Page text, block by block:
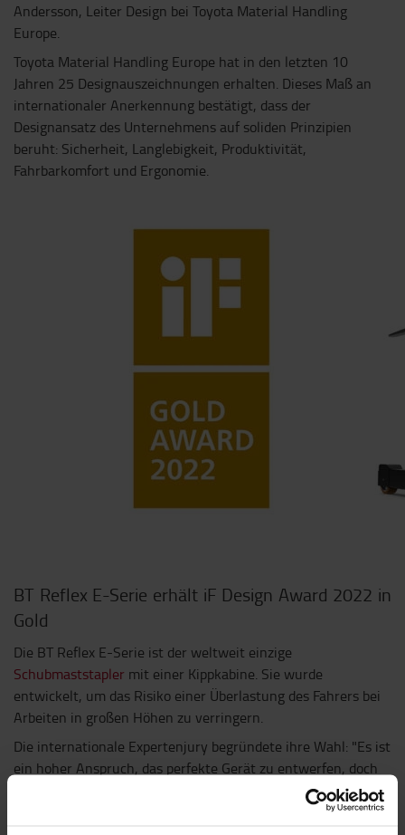
Andersson, Leiter Design bei Toyota Material Handling
Europe.
Toyota Material Handling Europe hat in den letzten 10
Jahren 25 Designauszeichnungen erhalten. Dieses Maß an
internationaler Anerkennung bestätigt, dass der
Designansatz des Unternehmens auf soliden Prinzipien
beruht: Sicherheit, Langlebigkeit, Produktivität,
Fahrbarkomfort und Ergonomie.
BT Reflex E-Serie erhält iF Design Award 2022 in
Gold
Die BT Reflex E-Serie ist der weltweit einzige
Schubmaststapler mit einer Kippkabine. Sie wurde
entwickelt, um das Risiko einer Überlastung des Fahrers bei
Arbeiten in großen Höhen zu verringern.
Die internationale Expertenjury begründete ihre Wahl: "Es ist
ein hoher Anspruch, das perfekte Gerät zu entwerfen, doch
genau das hat Toyota mit dem neuen Schubmaststapler der
BT Reflex E-Serie geschafft. Er ist in jeder Hinsicht ein